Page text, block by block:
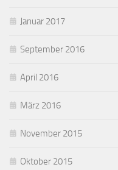
Januar 2017
September 2016
April 2016
März 2016
November 2015
Oktober 2015